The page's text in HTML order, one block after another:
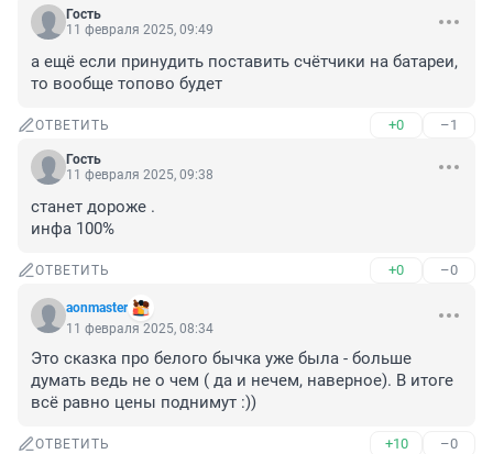
Гость
11 февраля 2025, 09:49
а ещё если принудить поставить счётчики на батареи,
то вообще топово будет
ОТВЕТИТЬ +0 –1
Гость
11 февраля 2025, 09:38
станет дороже .
инфа 100%
ОТВЕТИТЬ +0 –0
aonmaster
11 февраля 2025, 08:34
Это сказка про белого бычка уже была - больше
думать ведь не о чем ( да и нечем, наверное). В итоге
всё равно цены поднимут :))
ОТВЕТИТЬ +10 –0